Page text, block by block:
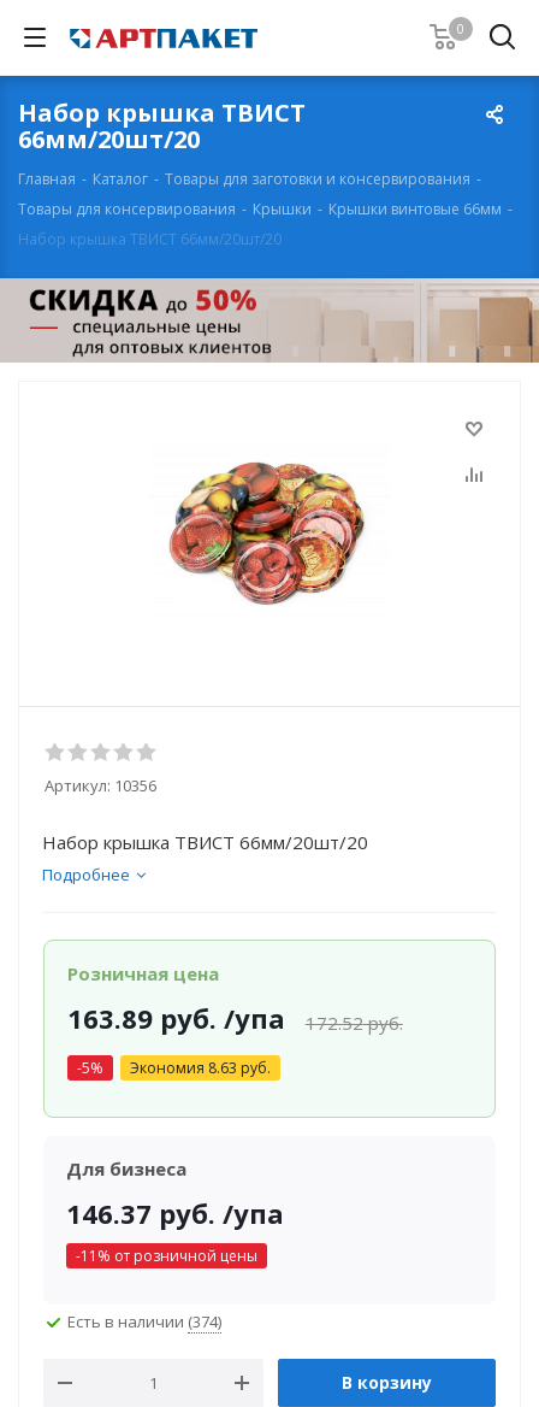
0
Набор крышка ТВИСТ
66мм/20шт/20
Главная - Каталог - Товары для заготовки и консервирования -
Товары для консервирования - Крышки - Крышки винтовые 66мм -
Набор крышка ТВИСТ 66мм/20шт/20
Артикул: 10356
Набор крышка ТВИСТ 66мм/20шт/20
Подробнее
Розничная цена
163.89руб. /упа 172.52руб.
-5% Экономия 8.63 руб.
Для бизнеса
146.37 руб. /упа
-11 % от розничной цены
Есть в наличии (374)
В корзину